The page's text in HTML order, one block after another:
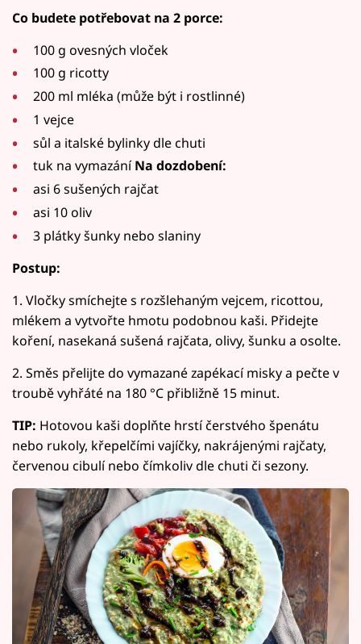
Co budete potřebovat na 2 porce:
100 g ovesných vloček
100 g ricotty
200 ml mléka (může být i rostlinné)
1 vejce
sůl a italské bylinky dle chuti
tuk na vymazáníNa dozdobení:
asi 6 sušených rajčat
asi 10 oliv
3 plátky šunky nebo slaniny
Postup:
1. Vločky smíchejte s rozšlehaným vejcem, ricottou,
mlékem a vytvořte hmotu podobnou kaši. Přidejte
koření, nasekaná sušená rajčata, olivy, šunku a osolte.
2. Směs přelijte do vymazané zapékací misky a pečte v
troubě vyhřáté na 180 °C přibližně 15 minut.
TIP: Hotovou kaši doplňte hrstí čerstvého špenátu
nebo rukoly, křepelčími vajíčky, nakrájenými rajčaty,
červenou cibulí nebo čímkoliv dle chuti či sezony.